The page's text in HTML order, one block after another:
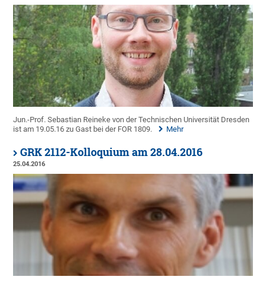
Jun.-Prof. Sebastian Reineke von der Technischen Universität Dresden
ist am 19.05.16 zu Gast bei der FOR 1809.
Mehr
GRK 2112-Kolloquium am 28.04.2016
25.04.2016